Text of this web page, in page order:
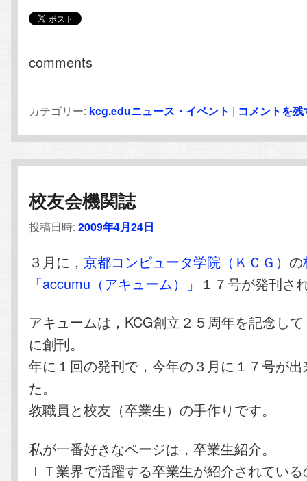
comments
カテゴリー: kcg.eduニュース・イベント | コメントを残
校友会機関誌
投稿日時:2009年4月24日
３月に， 京都コンピュータ学院（ＫＣＧ）の
「accumu（アキューム）」 １７号が発刊さ
アキュームは，KCG創立２５周年を記念し
に創刊。
年に１回の発刊で，今年の３月に１７号が
た。
教職員と校友（卒業生）の手作りです。
私が一番好きなページは，卒業生紹介。
ＩＴ業界で活躍する卒業生が紹介されてい